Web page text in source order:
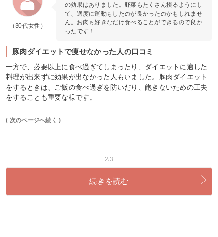
（30代女性）
の効果はありました。野菜もたくさん摂るようにし
て、適度に運動もしたのが良かったのかもしれませ
ん。お肉も好きなだけ食べることができるので良か
ったです！
豚肉ダイエットで痩せなかった人の口コミ
一方で、必要以上に食べ過ぎてしまったり、ダイエットに適した
料理が出来ずに効果が出なかった人もいました。豚肉ダイエット
をするときは、ご飯の食べ過ぎを防いだり、飽きないための工夫
をすることも重要な様です。
( 次のページへ続く )
2/3
続きを読む